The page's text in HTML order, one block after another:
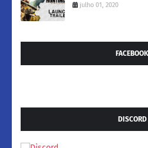
julho 01, 2020
FACEBOOK
DISCORD